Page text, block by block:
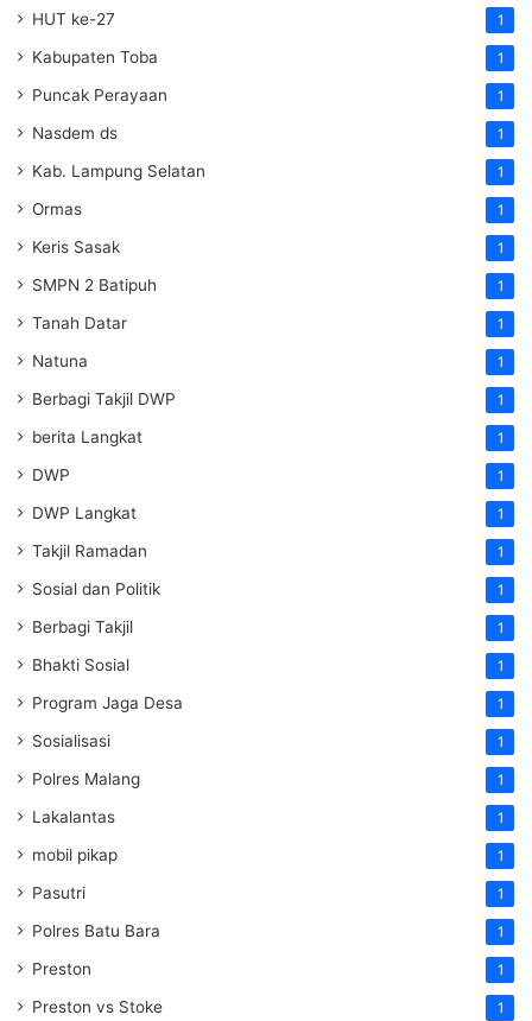
HUT ke-27 1
Kabupaten Toba 1
Puncak Perayaan 1
Nasdem ds 1
Kab. Lampung Selatan 1
Ormas 1
Keris Sasak 1
SMPN 2 Batipuh 1
Tanah Datar 1
Natuna 1
Berbagi Takjil DWP 1
berita Langkat 1
DWP 1
DWP Langkat 1
Takjil Ramadan 1
Sosial dan Politik 1
Berbagi Takjil 1
Bhakti Sosial 1
Program Jaga Desa 1
Sosialisasi 1
Polres Malang 1
Lakalantas 1
mobil pikap 1
Pasutri 1
Polres Batu Bara 1
Preston 1
Preston vs Stoke 1